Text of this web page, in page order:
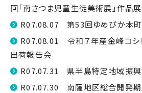
回「南さつま児童生徒美術展」作品
R07.08.07 第53回ゆめぴか本町
R07.08.01 令和７年産金峰コシ
出荷報告会
R07.07.31 県半島特定地域振
R07.07.30 南薩地区総合開発